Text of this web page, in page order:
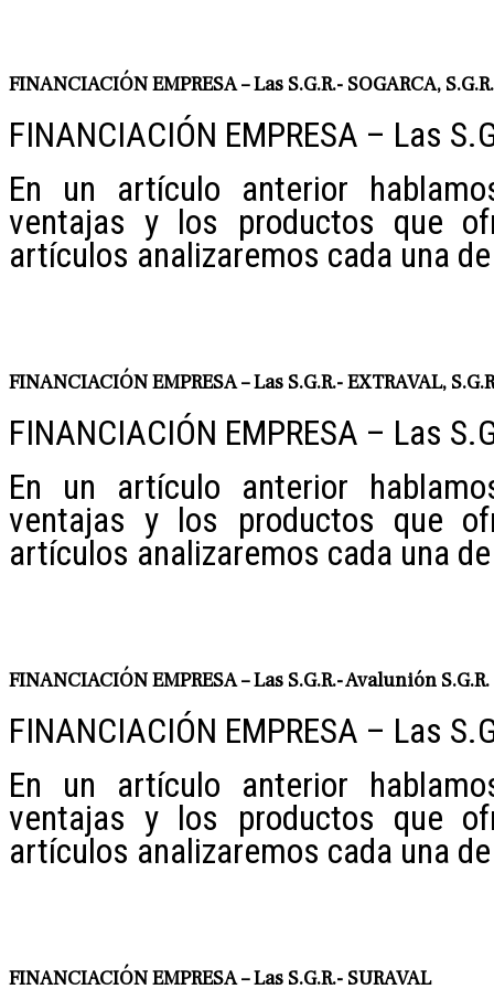
FINANCIACIÓN EMPRESA – Las S.G.R.- SOGARCA, S.G.R.
FINANCIACIÓN EMPRESA – Las
En un artículo anterior
ventajas y los productos que
artículos analizaremos cada una
FINANCIACIÓN EMPRESA – Las S.G.R.- EXTRAVAL,
FINANCIACIÓN EMPRESA – Las
En un artículo anterior
ventajas y los productos que
artículos analizaremos cada una
FINANCIACIÓN EMPRESA – Las S.G.R.- Avalunión S.G.R.
FINANCIACIÓN EMPRESA – Las
En un artículo anterior
ventajas y los productos que
artículos analizaremos cada una
FINANCIACIÓN EMPRESA – Las S.G.R.- SURAVAL